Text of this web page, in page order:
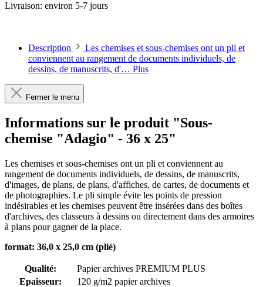
Livraison: environ 5-7 jours
Description
Les chemises et sous-chemises ont un pli et
conviennent au rangement de documents individuels, de
dessins, de manuscrits, d'… Plus
Fermer le menu
Informations sur le produit "Sous-
chemise "Adagio" - 36 x 25"
Les chemises et sous-chemises ont un pli et conviennent au
rangement de documents individuels, de dessins, de manuscrits,
d'images, de plans, de plans, d'affiches, de cartes, de documents et
de photographies. Le pli simple évite les points de pression
indésirables et les chemises peuvent être insérées dans des boîtes
d'archives, des classeurs à dessins ou directement dans des armoires
à plans pour gagner de la place.
format: 36,0 x 25,0 cm (plié)
Qualité:
Papier archives PREMIUM PLUS
Epaisseur:
120 g/m2 papier archives